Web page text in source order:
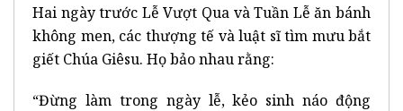
Hai ngày trước Lễ Vượt Qua và Tuần Lễ ăn bánh
không men, các thượng tế và luật sĩ tìm mưu bắt
giết Chúa Giêsu. Họ bảo nhau rằng:
“Đừng làm trong ngày lễ, kẻo sinh náo động